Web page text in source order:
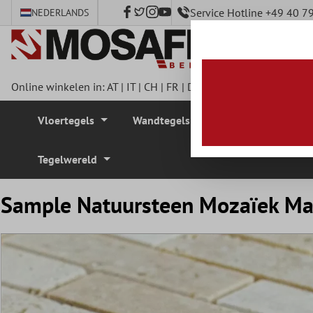
hoofdinhoud
NEDERLANDS Service Hotline +49 40
Online winkelen in:AT| IT| CH | FR | DE
Vloertegels Wandtegels
Tegelwereld
Sample Natuursteen Mozaïek